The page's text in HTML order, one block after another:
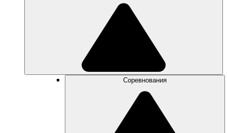
Соревнования